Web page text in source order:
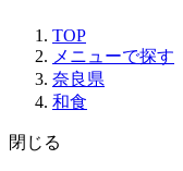
TOP
メニューで探す
奈良県
和食
閉じる